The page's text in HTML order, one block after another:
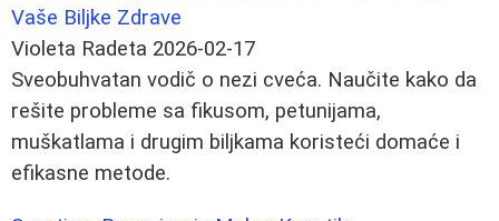
Vaše Biljke Zdrave
Violeta Radeta 2026-02-17
Sveobuhvatan vodič o nezi cveća. Naučite kako da
rešite probleme sa fikusom, petunijama,
muškatlama i drugim biljkama koristeći domaće i
efikasne metode.